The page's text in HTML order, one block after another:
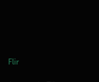
Flir